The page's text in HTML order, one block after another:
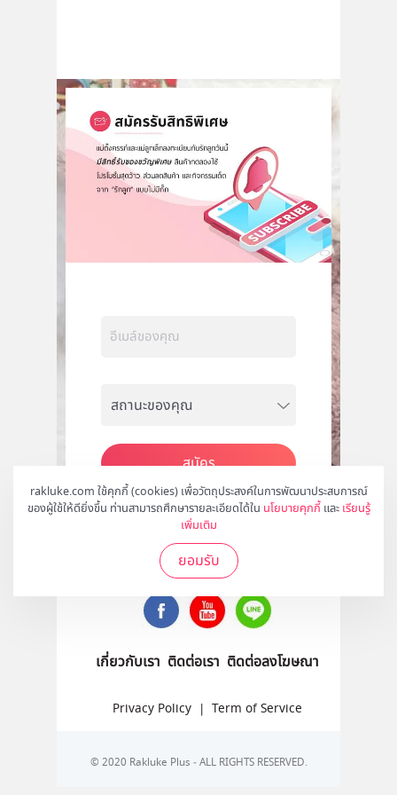
rakluke.com ใช้คุกกี้ (cookies) เพื่อวัตถุประสงค์ในการพัฒนาประสบการณ์
ของผู้ใช้ให้ดียิ่งขึ้น ท่านสามารถศึกษารายละเอียดได้ใน นโยบายคุกกี้ และ เรียนรู้
เพิ่มเติม
ยอมรับ
สมัคร
ติดตามเราได้ที่
เกี่ยวกับเรา ติดต่อเรา ติดต่อลงโฆษณา
Privacy Policy | Term of Service
© 2020 Rakluke Plus - ALL RIGHTS RESERVED.